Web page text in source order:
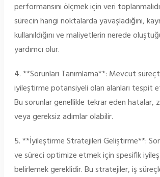
performansını ölçmek için veri
sürecin hangi noktalarda yavaşladığını,
kullanıldığını ve maliyetlerin nerede
yardımcı olur.
4. **Sorunları Tanımlama**: Mevcut
iyileştirme potansiyeli olan alanları tespit
Bu sorunlar genellikle tekrar eden hatalar,
veya gereksiz adımlar olabilir.
5. **İyileştirme Stratejileri Geliştirme**:
ve süreci optimize etmek için spesifik
belirlemek gereklidir. Bu stratejiler, iş